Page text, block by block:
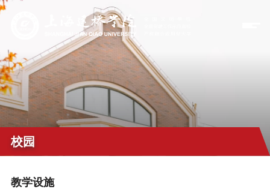
校园
教学设施